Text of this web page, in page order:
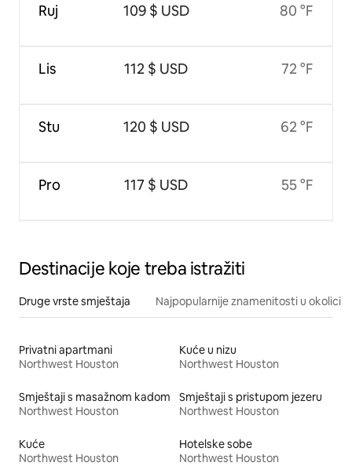
Ruj
Lis
Stu
Pro
109 $ USD
112 $ USD
120 $ USD
117 $ USD
80 °F
72 °F
62 °F
55 °F
Destinacije koje treba istražiti
Druge vrste smještaja Najpopularnije znamenitosti u okolici
Privatni apartmani
Northwest Houston
Kuće u nizu
Northwest Houston
Smještaji s masažnom kadom
Northwest Houston
Smještaji s pristupom jezeru
Northwest Houston
Kuće
Northwest Houston
Hotelske sobe
Northwest Houston